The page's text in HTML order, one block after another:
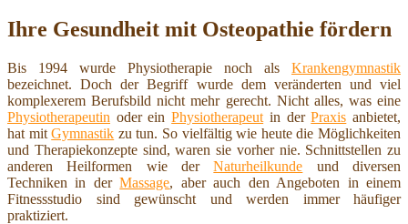
Ihre Gesundheit mit Osteopathie fördern
Bis 1994 wurde Physiotherapie noch als Krankengymnastik
bezeichnet. Doch der Begriff wurde dem veränderten und viel
komplexerem Berufsbild nicht mehr gerecht. Nicht alles, was eine
Physiotherapeutin oder einPhysiotherapeut in derPraxis anbietet,
hat mitGymnastik zu tun. So vielfältig wie heute die Möglichkeiten
und Therapiekonzepte sind, waren sie vorher nie. Schnittstellen zu
anderen Heilformen wie derNaturheilkunde und diversen
Techniken in derMassage, aber auch den Angeboten in einem
Fitnessstudio sind gewünscht und werden immer häufiger
praktiziert.